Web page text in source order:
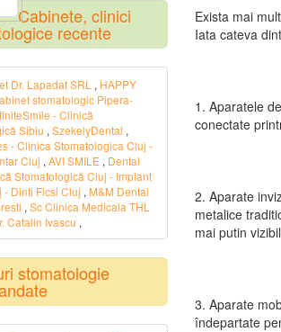
Exista mai
Iata cateva
1. Aparatele
conectate
2. Aparate
metalice
mai putin
3. Aparate
îndepartate
Cabinete, clinici
recente
Dr. Lapadat SRL , HAPPY
stomatologic Pipera-
- Clinică
Sibiu , SzekelyDental ,
- Clinica Stomatologica Cluj -
Cluj , AVI SMILE , Dental
Stomatologică Cluj - Implant
- Dinti Ficsi Cluj , M&M Dental
, Sc Clinica Medicala THL
Catalin Ivascu ,
stomatologie